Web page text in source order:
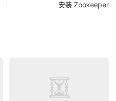
安装 Zookeeper